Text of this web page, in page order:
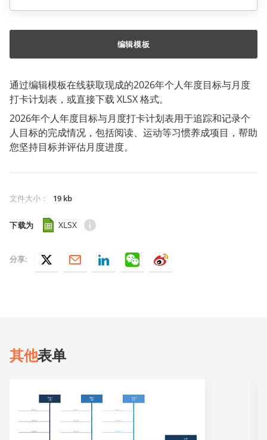
通过编辑模板在线获取现成的2026年个人年度目标与月度
打卡计划表，或直接下载 XLSX 格式。
2026年个人年度目标与月度打卡计划表用于追踪和记录个
人目标的完成情况，包括阅读、运动等习惯养成项目，帮助
您坚持目标并评估月度进度。
文件大小 ： 19 kb
下载为 XLSX
编辑模板
分享:
其他表单